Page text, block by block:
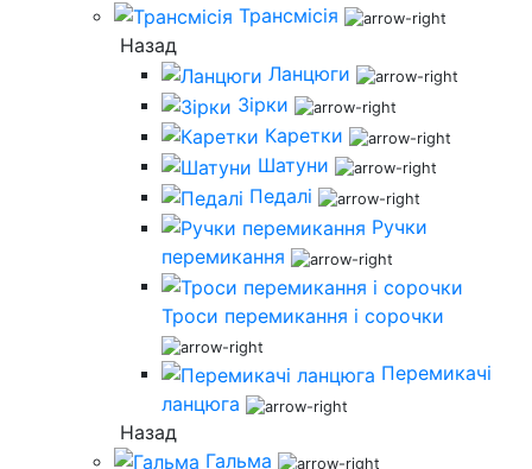
Трансмісія
Назад
Ланцюги
Зірки
Каретки
Шатуни
Педалі
Ручки
перемикання
Троси перемикання і сорочки
Перемикачі
ланцюга
Назад
Гальма